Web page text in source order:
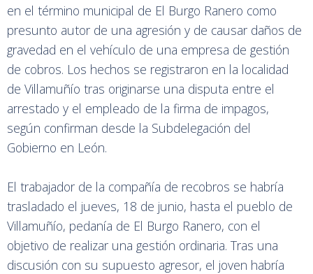
en el término municipal de El Burgo Ranero como
presunto autor de una agresión y de causar daños de
gravedad en el vehículo de una empresa de gestión
de cobros. Los hechos se registraron en la localidad
de Villamuñío tras originarse una disputa entre el
arrestado y el empleado de la firma de impagos,
según confirman desde la Subdelegación del
Gobierno en León.
El trabajador de la compañía de recobros se habría
trasladado el jueves, 18 de junio, hasta el pueblo de
Villamuñío, pedanía de El Burgo Ranero, con el
objetivo de realizar una gestión ordinaria. Tras una
discusión con su supuesto agresor, el joven habría